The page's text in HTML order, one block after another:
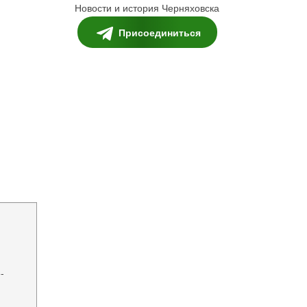
Новости и история Черняховска
Присоединиться